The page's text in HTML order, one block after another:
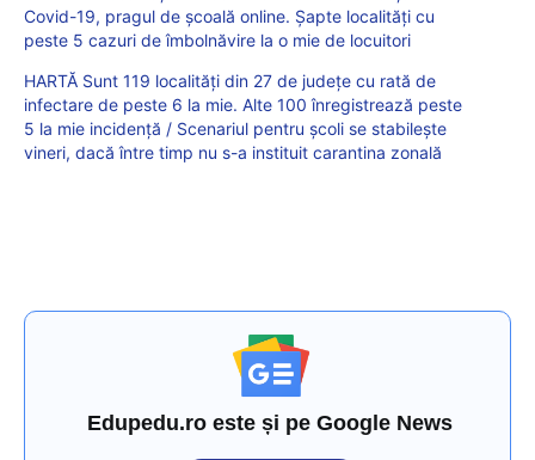
Covid-19, pragul de școală online. Șapte localități cu
peste 5 cazuri de îmbolnăvire la o mie de locuitori
HARTĂ Sunt 119 localități din 27 de județe cu rată de
infectare de peste 6 la mie. Alte 100 înregistrează peste
5 la mie incidență / Scenariul pentru școli se stabilește
vineri, dacă între timp nu s-a instituit carantina zonală
Edupedu.ro este și pe Google News